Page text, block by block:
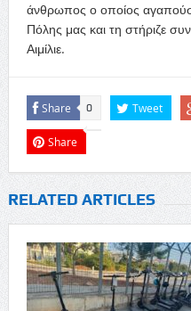
άνθρωπος ο οποίος
Πόλης μας και τη στήριζε
Αιμίλιε.
Share 0 Tweet
Share
RELATED ARTICLES